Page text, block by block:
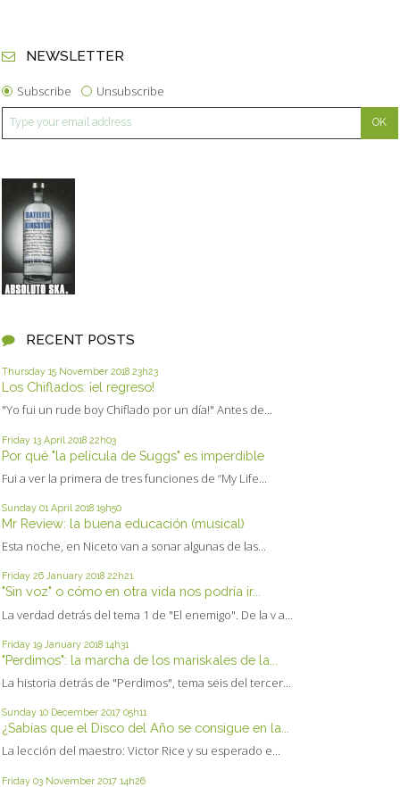
NEWSLETTER
Subscribe Unsubscribe
RECENT POSTS
Thursday 15 November 2018 23h23
Los Chiflados: ¡el regreso!
"Yo fui un rude boy Chiflado por un día!" Antes de...
Friday 13 April 2018 22h03
Por qué "la película de Suggs" es imperdible
Fui a ver la primera de tres funciones de “My Life...
Sunday 01 April 2018 19h50
Mr Review: la buena educación (musical)
Esta noche, en Niceto van a sonar algunas de las...
Friday 26 January 2018 22h21
"Sin voz" o cómo en otra vida nos podría ir...
La verdad detrás del tema 1 de "El enemigo". De la v a...
Friday 19 January 2018 14h31
"Perdimos": la marcha de los mariskales de la...
La historia detrás de "Perdimos", tema seis del tercer...
Sunday 10 December 2017 05h11
¿Sabías que el Disco del Año se consigue en la...
La lección del maestro: Victor Rice y su esperado e...
Friday 03 November 2017 14h26